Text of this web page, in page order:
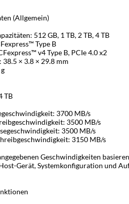
(Allgemein)
512 GB, 1 TB, 2 TB, 4 TB
Type B
v4 Type B, PCIe 4.0 x2
38.5 × 3.8 × 29.8 mm
TB
3700 MB/s
3500 MB/s
3500 MB/s
3150 MB/s
Geschwindigkeiten
Gerät, Systemkonfiguration und